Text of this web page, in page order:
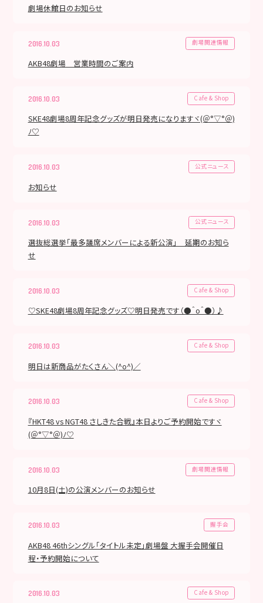
劇場休館日のお知らせ
2016.10.03 劇場関連情報
AKB48劇場 営業時間のご案内
2016.10.03 Cafe & Shop
SKE48劇場8周年記念グッズが明日発売になりますヾ(＠°▽°＠)
ﾉ♡
2016.10.03 公式ニュース
お知らせ
2016.10.03 公式ニュース
選抜総選挙「最多議席メンバーによる新公演」 延期のお知ら
せ
2016.10.03 Cafe & Shop
♡SKE48劇場8周年記念グッズ♡明日発売です（●＾o＾●）♪
2016.10.03 Cafe & Shop
明日は新商品がたくさん＼(^o^)／
2016.10.03 Cafe & Shop
『HKT48 vs NGT48 さしきた合戦』本日よりご予約開始ですヾ
(＠°▽°＠)ﾉ♡
2016.10.03 劇場関連情報
10月8日(土)の公演メンバーのお知らせ
2016.10.03 握手会
AKB48 46thシングル「タイトル未定」劇場盤 大握手会開催日
程・予約開始について
2016.10.03 Cafe & Shop